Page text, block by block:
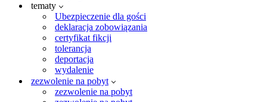
tematy
Ubezpieczenie dla gości
deklaracja zobowiązania
certyfikat fikcji
tolerancja
deportacja
wydalenie
zezwolenie na pobyt
zezwolenie na pobyt